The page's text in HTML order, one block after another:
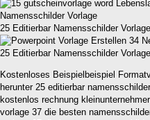
25 Editierbar Namensschilder
25 Editierbar Namensschilder
Kostenloses Beispielbeispiel
herunter 25 editierbar
kostenlos rechnung
vorlage 37 die besten